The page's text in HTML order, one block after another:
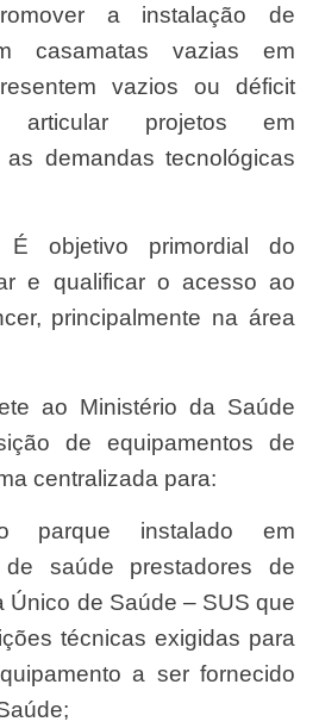
a instalação de
casamatas vazias em
vazios ou déficit
articular projetos em
demandas tecnológicas
e qualificar o acesso ao
principalmente na área
de equipamentos de
centralizada para:
de saúde prestadores de
Único de Saúde – SUS que
técnicas exigidas para
a ser fornecido